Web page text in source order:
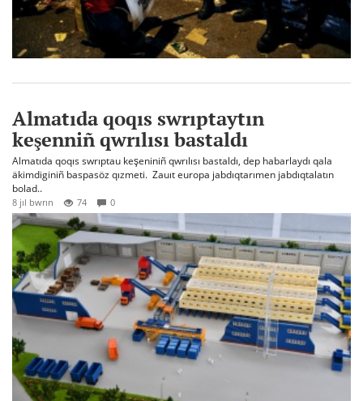
Almatıda qoqıs swrıptaytın
keşenniñ qwrılısı bastaldı
Almatıda qoqıs swrıptau keşeniniñ qwrılısı bastaldı, dep habarlaydı qala
äkimdiginiñ baspasöz qızmeti. Zauıt europa jabdıqtarımen jabdıqtalatın
bolad..
8 jıl bwrın 74 0